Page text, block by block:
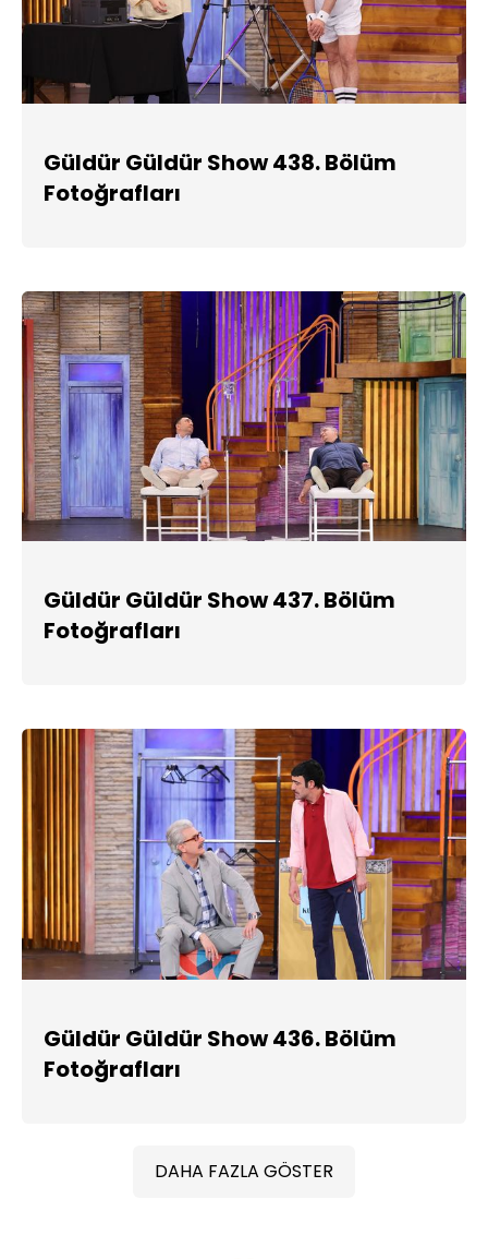
Güldür Güldür Show 438. Bölüm
Fotoğrafları
Güldür Güldür Show 437. Bölüm
Fotoğrafları
Güldür Güldür Show 436. Bölüm
Fotoğrafları
DAHA FAZLA GÖSTER